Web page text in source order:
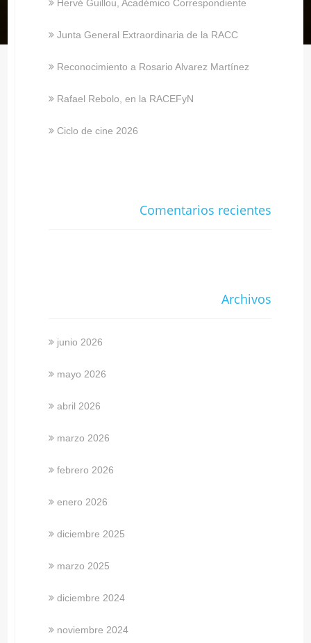
Hervé Guillou, Académico Correspondiente
Junta General Extraordinaria de la RACC
Reconocimiento a Rosario Alvarez Martínez
Rafael Rebolo, en la RACEFyN
Ciclo de cine 2026
Comentarios recientes
Archivos
junio 2026
mayo 2026
abril 2026
marzo 2026
febrero 2026
enero 2026
diciembre 2025
marzo 2025
diciembre 2024
noviembre 2024